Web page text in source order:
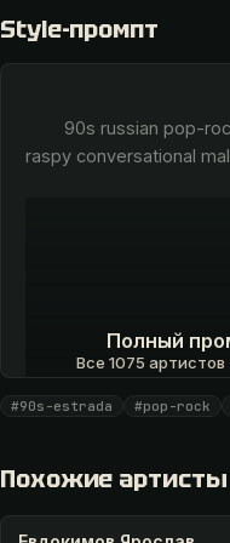
Style-промпт
raspy conversational
Полный
Все 1075 артистов
Открыть · 1
#90s-estrada #pop-rock
Похожие артисты